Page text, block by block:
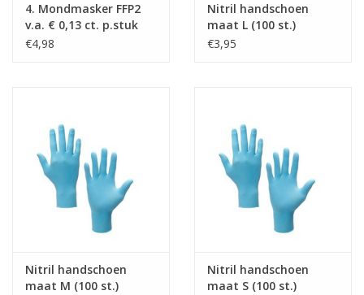
4. Mondmasker FFP2
v.a. € 0,13 ct. p.stuk
€4,98
Nitril handschoen
maat L (100 st.)
€3,95
Nitril handschoen
maat M (100 st.)
Nitril handschoen
maat S (100 st.)